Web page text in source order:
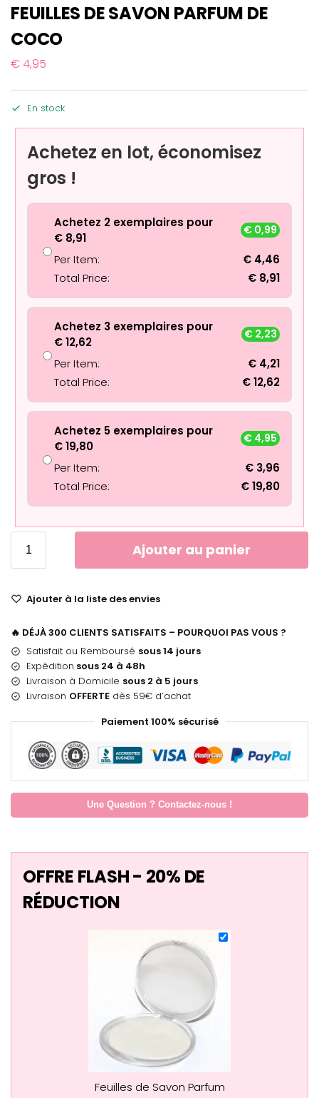
FEUILLES DE SAVON PARFUM DE
COCO
€4,95
En stock
Achetez en lot, économisez
gros !
Achetez 2 exemplaires pour
€ 8,91
€ 0,99
Per Item: € 4,46
Total Price:
€ 8,91
Achetez 3 exemplaires pour
€12,62
€ 2,23
Per Item: € 4,21
Total Price:
€12,62
Achetez 5 exemplaires pour
€19,80
€ 4,95
Per Item: € 3,96
Total Price:
€19,80
Ajouter au panier
Ajouter à la liste des envies
🔥 DÉJÀ 300 CLIENTS SATISFAITS – POURQUOI PAS VOUS ?
Satisfait ou Remboursé sous 14 jours
Expédition sous 24 à 48h
Livraison à Domicile sous 2 à 5 jours
Livraison OFFERTE dès 59€ d’achat
Paiement 100% sécurisé
Une Question ? Contactez-nous !
OFFRE FLASH - 20% DE
RÉDUCTION
Feuilles de Savon Parfum